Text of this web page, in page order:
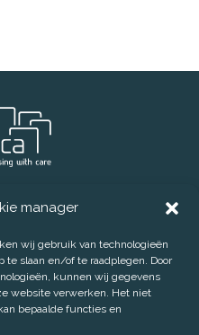
manager
wij gebruik van technologieën
te slaan en/of te raadplegen. Door
kunnen wij gegevens
website verwerken. Het niet
bepaalde functies en
+32 2 626 07 70
PRIVACY POLICY
PERSBERICHTEN
MANAGER